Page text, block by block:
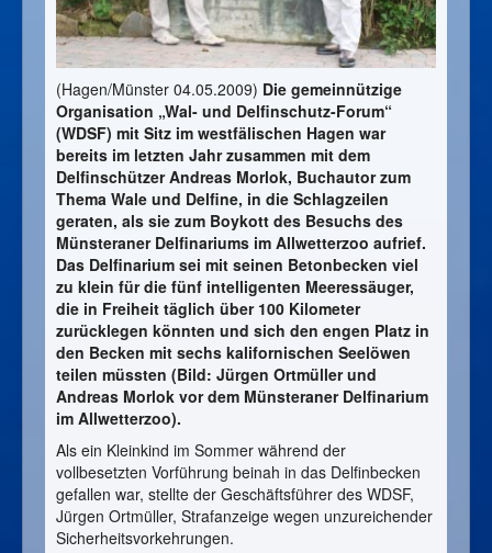
(Hagen/Münster 04.05.2009) Die gemeinnützige
Organisation „Wal- und Delfinschutz-Forum“
(WDSF) mit Sitz im westfälischen Hagen war
bereits im letzten Jahr zusammen mit dem
Delfinschützer Andreas Morlok, Buchautor zum
Thema Wale und Delfine, in die Schlagzeilen
geraten, als sie zum Boykott des Besuchs des
Münsteraner Delfinariums im Allwetterzoo aufrief.
Das Delfinarium sei mit seinen Betonbecken viel
zu klein für die fünf intelligenten Meeressäuger,
die in Freiheit täglich über 100 Kilometer
zurücklegen könnten und sich den engen Platz in
den Becken mit sechs kalifornischen Seelöwen
teilen müssten (Bild: Jürgen Ortmüller und
Andreas Morlok vor dem Münsteraner Delfinarium
im Allwetterzoo).
Als ein Kleinkind im Sommer während der
vollbesetzten Vorführung beinah in das Delfinbecken
gefallen war, stellte der Geschäftsführer des WDSF,
Jürgen Ortmüller, Strafanzeige wegen unzureichender
Sicherheitsvorkehrungen.